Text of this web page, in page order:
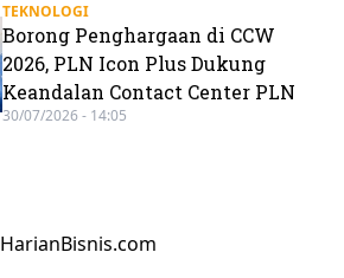
TEKNOLOGI
Borong Penghargaan di CCW
2026, PLN Icon Plus Dukung
Keandalan Contact Center PLN
30/07/2026 - 14:05
HarianBisnis.com